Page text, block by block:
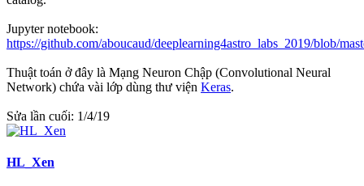
Jupyter notebook:
https://github.com/aboucaud/deeplearning4astro_labs_2019/blob/
Thuật toán ở đây là Mạng Neuron Chập (Convolutional Neural
Network) chứa vài lớp dùng thư viện Keras.
Sửa lần cuối: 1/4/19
HL_Xen